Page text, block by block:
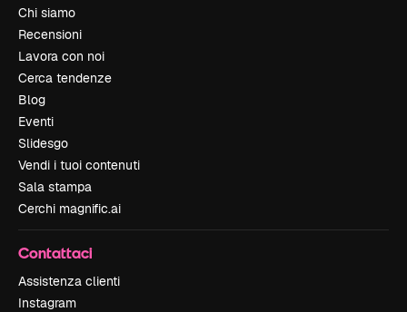
Chi siamo
Recensioni
Lavora con noi
Cerca tendenze
Blog
Eventi
Slidesgo
Vendi i tuoi contenuti
Sala stampa
Cerchi magnific.ai
Contattaci
Assistenza clienti
Instagram